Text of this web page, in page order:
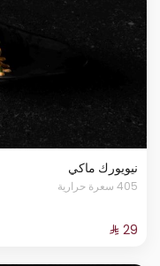
نيويورك ماكي
405 سعرة حرارية